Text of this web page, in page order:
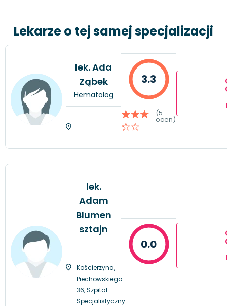
Lekarze o tej samej specjalizacji
lek. Ada
Ząbek
Hematolog
3.3
(5
ocen)
lek.
Adam
Blumen
sztajn
Kościerzyna,
Piechowskiego
36, Szpital
Specjalistyczny
0.0